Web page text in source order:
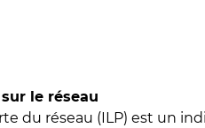
le réseau
du réseau (ILP) est un